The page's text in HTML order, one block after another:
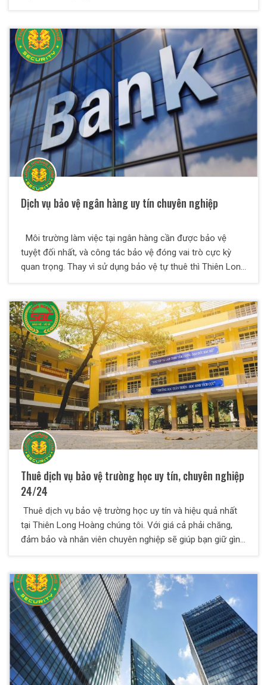
Dịch vụ bảo vệ ngân hàng uy tín chuyên nghiệp
Môi trường làm việc tại ngân hàng cần được bảo vệ
tuyệt đối nhất, và công tác bảo vệ đóng vai trò cực kỳ
quan trọng. Thay vì sử dụng bảo vệ tự thuê thì Thiên Long
vụ san sẻ bớt khó khăn, trách nhiệm và chăm sóc tốt vấn
đề an ninh cho mình.
Thuê dịch vụ bảo vệ trường học uy tín, chuyên nghiệp
24/24
Thuê dịch vụ bảo vệ trường học uy tín và hiệu quả nhất
tại Thiên Long Hoàng chúng tôi. Với giá cả phải chăng,
đảm bảo và nhân viên chuyên nghiệp sẽ giúp bạn giữ gìn